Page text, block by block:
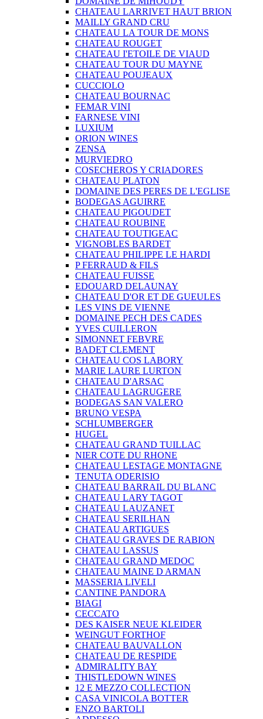
CHATEAU LARRIVET HAUT BRION
MAILLY GRAND CRU
CHATEAU LA TOUR DE MONS
CHATEAU ROUGET
CHATEAU I'ETOILE DE VIAUD
CHATEAU TOUR DU MAYNE
CHATEAU POUJEAUX
CUCCIOLO
CHATEAU BOURNAC
FEMAR VINI
FARNESE VINI
LUXIUM
ORION WINES
ZENSA
MURVIEDRO
COSECHEROS Y CRIADORES
CHATEAU PLATON
DOMAINE DES PERES DE L'EGLISE
BODEGAS AGUIRRE
CHATEAU PIGOUDET
CHATEAU ROUBINE
CHATEAU TOUTIGEAC
VIGNOBLES BARDET
CHATEAU PHILIPPE LE HARDI
P FERRAUD & FILS
CHATEAU FUISSE
EDOUARD DELAUNAY
CHATEAU D'OR ET DE GUEULES
LES VINS DE VIENNE
DOMAINE PECH DES CADES
YVES CUILLERON
SIMONNET FEBVRE
BADET CLEMENT
CHATEAU COS LABORY
MARIE LAURE LURTON
CHATEAU D'ARSAC
CHATEAU LAGRUGERE
BODEGAS SAN VALERO
BRUNO VESPA
SCHLUMBERGER
HUGEL
CHATEAU GRAND TUILLAC
NIER COTE DU RHONE
CHATEAU LESTAGE MONTAGNE
TENUTA ODERISIO
CHATEAU BARRAIL DU BLANC
CHATEAU LARY TAGOT
CHATEAU LAUZANET
CHATEAU SERILHAN
CHATEAU ARTIGUES
CHATEAU GRAVES DE RABION
CHATEAU LASSUS
CHATEAU GRAND MEDOC
CHATEAU MAINE D ARMAN
MASSERIA LIVELI
CANTINE PANDORA
BIAGI
CECCATO
DES KAISER NEUE KLEIDER
WEINGUT FORTHOF
CHATEAU BAUVALLON
CHATEAU DE RESPIDE
ADMIRALITY BAY
THISTLEDOWN WINES
12 E MEZZO COLLECTION
CASA VINICOLA BOTTER
ENZO BARTOLI